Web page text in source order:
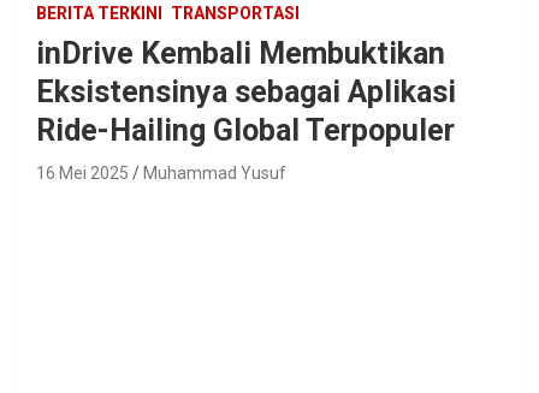
BERITA TERKINI TRANSPORTASI
inDrive Kembali Membuktikan
Eksistensinya sebagai Aplikasi
Ride-Hailing Global Terpopuler
16 Mei 2025 Muhammad Yusuf